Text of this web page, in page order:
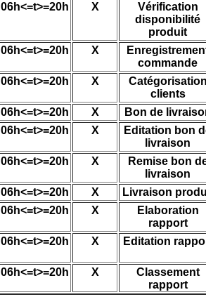
06h<=t>=20h X
Vérification
disponibilité
produit
06h<=t>=20h X
commande
06h<=t>=20h X
clients
06h<=t>=20h X
Bon de
06h<=t>=20h X
Editation bon
livraison
06h<=t>=20h X
Remise bon
livraison
06h<=t>=20h X
Livraison
06h<=t>=20h X
Elaboration
rapport
06h<=t>=20h X Editation
06h<=t>=20h X
Classement
rapport